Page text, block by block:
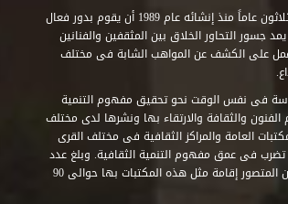
استطاع صندوق التنمية الثقافية على مدى خمسة وثلاثون عاماً منذ إنشائه عام 1989 أن يقوم بدور فعال
جسور التحاور الخلاق بين المثقفين والفنانين
على الكشف عن المواهب الشابة فى مختلف
فى نفس الوقت نحو تحقيق مفهوم التنمية
والثقافة والارتقاء بها ونشرها لدى مختلف
العامة والمراكز الثقافية فى مختلف القرى
تضرب فى عمق مفهوم التنمية الثقافية. وبلغ عدد
المكتبات التى أنشأها الصندوق فى أماكن لم يكن من المتصور إقامة مثل هذه المكتبات بها حوالى 90